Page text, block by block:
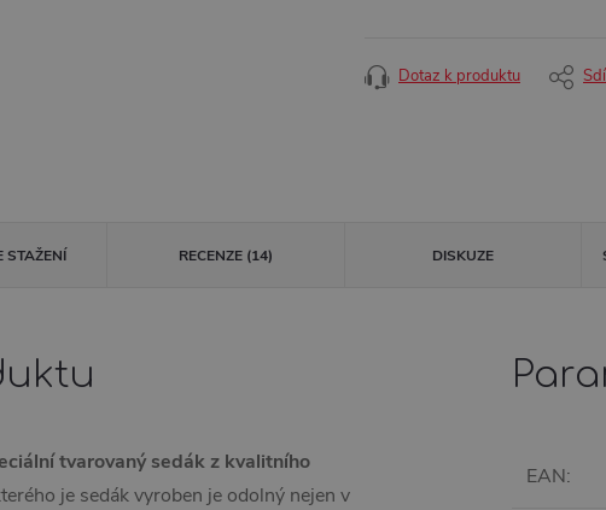
Dotaz k produktu
STAŽENÍ RECENZE (14) DISKUZE
tvarovaný sedák z kvalitního
je sedák vyroben je odolný nejen v
EAN: